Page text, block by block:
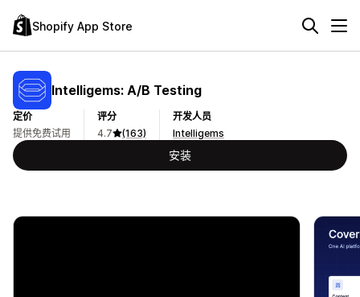
Shopify App Store
Intelligems: A/B Testing
定价
提供免费试用
评分
4.7
(163)
开发人员
Intelligems
安装